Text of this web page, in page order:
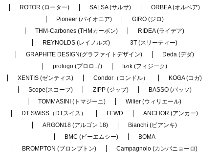
ROTOR (ローター)
SALSA (サルサ)
ORBEA (オルベア)
Pioneer (パイオニア)
GIRO (ジロ)
THM-Carbones (THMカーボン)
RIDEA (ライデア)
REYNOLDS (レイノルズ)
3T (スリーティー)
GRAPHITE DESIGN(グラファイトデザイン)
Deda (デダ)
prologo (プロロゴ)
fizik (フィジーク)
XENTIS (ゼンティス)
Condor（コンドル）
KOGA (コガ)
Scope(スコープ)
ZIPP (ジップ)
BASSO (バッソ)
TOMMASINI (トマジーニ)
Wilier (ウィリエール)
DT SWISS（DTスイス）
FFWD
ANCHOR (アンカー)
ARGON18 (アルゴン 18)
Bianchi (ビアンキ)
BMC (ビーエムシー)
BOMA
BROMPTON (ブロンプトン)
Campagnolo (カンパニョーロ)